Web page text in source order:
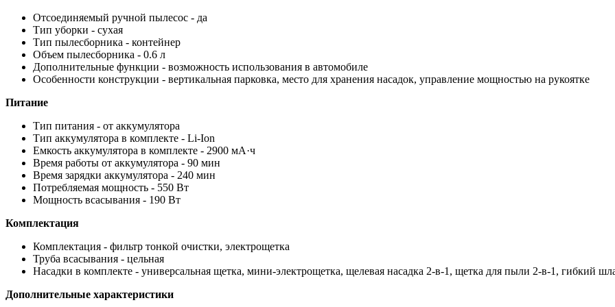
Отсоединяемый ручной пылесос - да
Тип уборки - сухая
Тип пылесборника - контейнер
Объем пылесборника - 0.6 л
Дополнительные функции - возможность использования в автомобиле
Особенности конструкции - вертикальная парковка, место для хранения насадок, управление мощностью на рукоятке
Питание
Тип питания - от аккумулятора
Тип аккумулятора в комплекте - Li-Ion
Емкость аккумулятора в комплекте - 2900 мА·ч
Время работы от аккумулятора - 90 мин
Время зарядки аккумулятора - 240 мин
Потребляемая мощность - 550 Вт
Мощность всасывания - 190 Вт
Комплектация
Комплектация - фильтр тонкой очистки, электрощетка
Труба всасывания - цельная
Насадки в комплекте - универсальная щетка, мини-электрощетка, щелевая насадка 2-в-1, щетка для пыли 2-в-1, гибкий
Дополнительные характеристики